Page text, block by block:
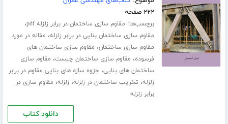
۲۲۲ صفحه
برچسب‌ها: مقاوم سازی ساختمان در برابر زلزله pdf ،
مقاوم سازی ساختمان بنایی در برابر زلزله، مقاله در مورد
مقاوم سازی ساختمان، مقاوم سازی ساختمان های
فرسوده، مقاوم سازی ساختمان چیست، مقاوم سازی
ساختمان های بنایی، جزوه سازه های بنایی مقاوم در برابر
زلزله، تخریب ساختمان در زلزله، زلزله، مقاوم سازی در
برابر زلزله
دانلود کتاب